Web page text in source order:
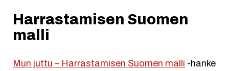
Harrastamisen Suomen
malli
Mun juttu – Harrastamisen Suomen malli -hanke